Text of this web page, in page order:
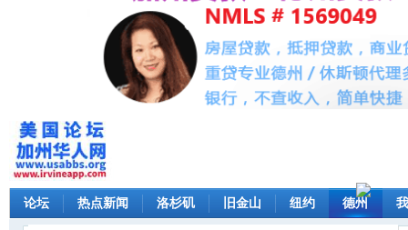
论坛 热点新闻 洛杉矶 旧金山 纽约 德州